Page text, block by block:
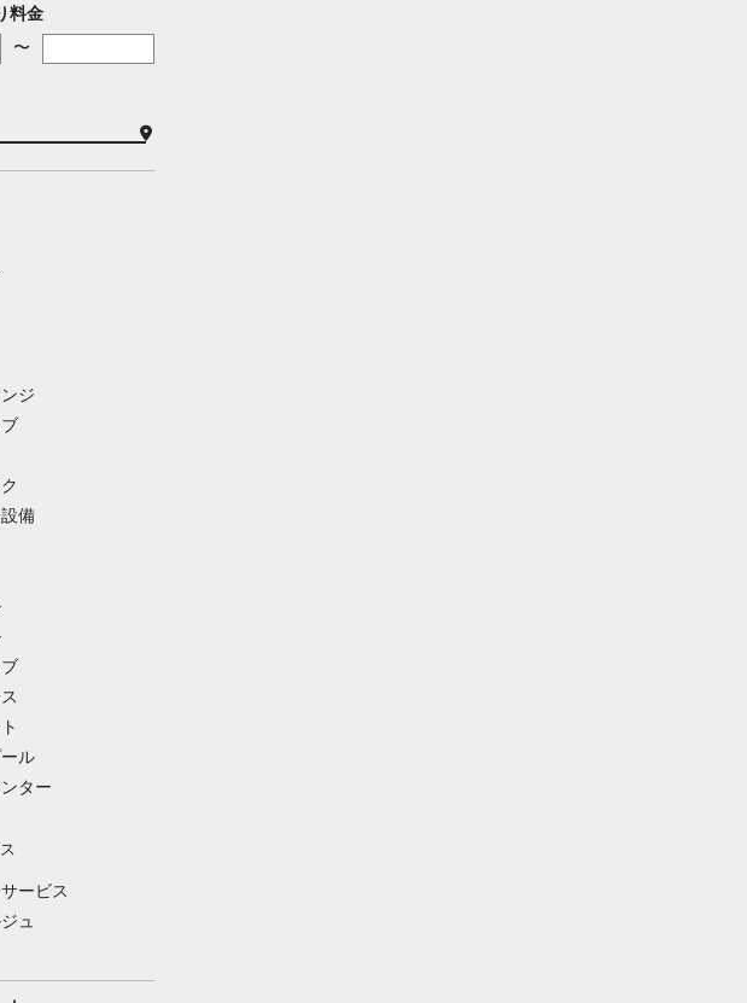
料金
〜
ジ
備
ル
ター
ービス
ュ